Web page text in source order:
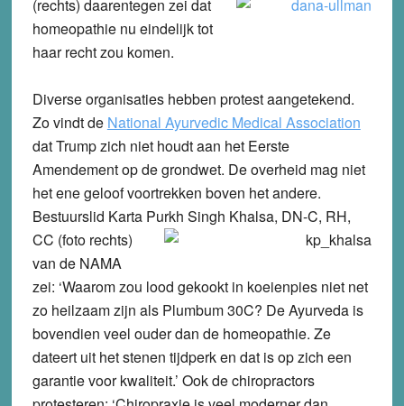
(rechts) daarentegen zei dat
homeopathie nu eindelijk tot
haar recht zou komen.
Diverse organisaties hebben protest aangetekend.
Zo vindt de National Ayurvedic Medical Association
dat Trump zich niet houdt aan het Eerste
Amendement op de grondwet. De overheid mag niet
het ene geloof voortrekken boven het andere.
Bestuurslid Karta Purkh Singh Khalsa, DN-C, RH,
CC (foto rechts)
van de NAMA
zei: ‘Waarom zou lood gekookt in koeienpies niet net
zo heilzaam zijn als Plumbum 30C? De Ayurveda is
bovendien veel ouder dan de homeopathie. Ze
dateert uit het stenen tijdperk en dat is op zich een
garantie voor kwaliteit.’ Ook de chiropractors